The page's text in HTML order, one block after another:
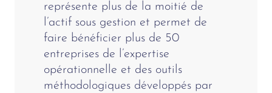
représente plus de la moitié de
l’actif sous gestion et permet de
faire bénéficier plus de 50
entreprises de l’expertise
opérationnelle et des outils
méthodologiques développés par